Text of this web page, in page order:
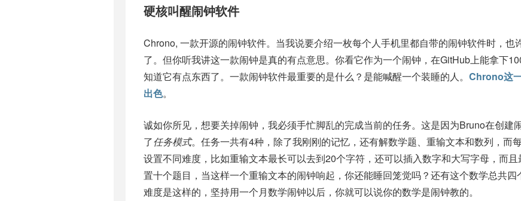
硬核叫醒闹钟软件
Chrono, 一款开源的闹钟软件。当我说要介绍一枚每个人手机里都自带的闹钟软件时，也
了。但你听我讲这一款闹钟是真的有点意思。你看它作为一个闹钟，在GitHub上能拿下
知道它有点东西了。一款闹钟软件最重要的是什么？是能喊醒一个装睡的人。 Chrono这
出色。
诚如你所见，想要关掉闹钟，我必须手忙脚乱的完成当前的任务。这是因为Bruno在创建
了任务模式。任务一共有4种，除了我刚刚的记忆，还有解数学题、重输文本和数列，而
设置不同难度，比如重输文本最长可以去到20个字符，还可以插入数字和大写字母，而
置十个题目，当这样一个重输文本的闹钟响起，你还能睡回笼觉吗？还有这个数学总共四
难度是这样的，坚持用一个月数学闹钟以后，你就可以说你的数学是闹钟教的。